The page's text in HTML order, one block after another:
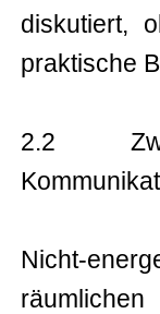
diskutiert,
praktische
2.2
Nicht-